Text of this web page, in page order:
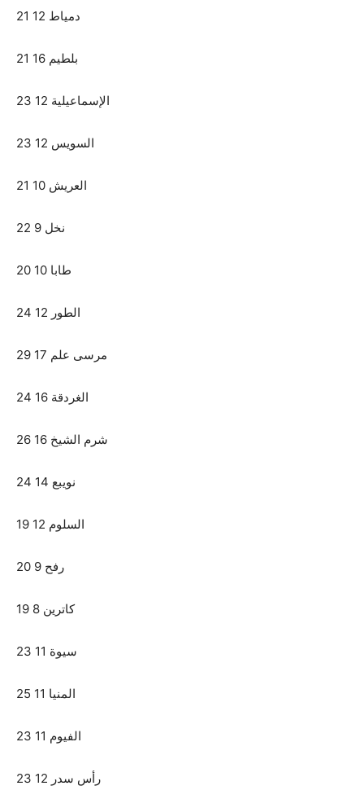
دمياط 12 21
بلطيم 16 21
الإسماعيلية 12 23
السويس 12 23
العريش 10 21
نخل 9 22
طابا 10 20
الطور 12 24
مرسى علم 17 29
الغردقة 16 24
شرم الشيخ 16 26
نويبع 14 24
السلوم 12 19
رفح 9 20
كاترين 8 19
سيوة 11 23
المنيا 11 25
الفيوم 11 23
رأس سدر 12 23